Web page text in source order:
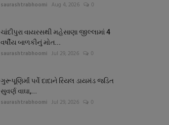
saurashtrabhoomi Aug 4, 2026 0
ચાંદીપુરા વાયરસથી મહેસાણા જીલ્લામાં 4
વર્ષીય બાળકીનું મોત...
saurashtrabhoomi Jul 29, 2026 0
ગુરૂપૂણિર્માં પર્વે દાદાને રિયલ ડાયમંડ જડિત
સુવર્ણ વાઘા,...
saurashtrabhoomi Jul 29, 2026 0